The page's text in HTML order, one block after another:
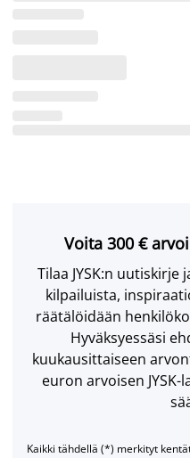
Voita 300 €
Tilaa JYSK:n
kilpailuista,
räätälöidään
Hyväksyessäsi
kuukausittaiseen
euron arvoisen
Kaikki tähdellä (*) merkityt